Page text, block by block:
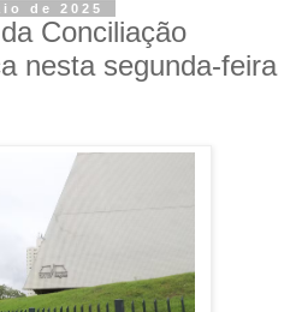
de 2025
Conciliação
nesta segunda-feira